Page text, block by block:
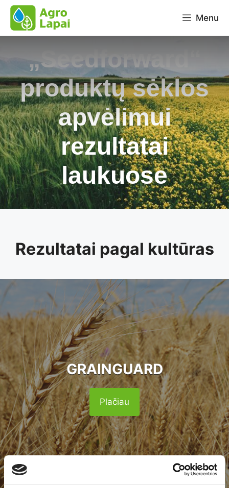
Pereiti
prie
turinio
Menu
„Seedforward“
produktų sėklos
apvėlimui
rezultatai
laukuose
Rezultatai pagal kultūras
GRAINGUARD
Plačiau